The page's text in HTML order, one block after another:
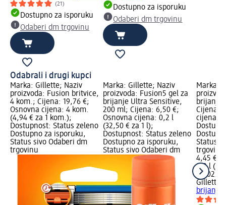
(21)
Dostupno za isporuku
Odaberi dm trgovinu
Dostupno za isporuku
Odaberi dm trgovinu
Odabrali i drugi kupci
Marka: Gillette; Naziv
proizvoda: Fusion britvice,
4 kom.; Cijena: 19,76 €;
Osnovna cijena: 4 kom.
(4,94 € za 1 kom.);
Dostupnost: Status zeleno
Dostupno za isporuku,
Status sivo Odaberi dm
trgovinu
Marka: Gillette; Naziv
proizvoda: Fusion5 gel za
brijanje Ultra Sensitive,
200 ml; Cijena: 6,50 €;
Osnovna cijena: 0,2 l
(32,50 € za 1 l);
Dostupnost: Status zeleno
Dostupno za isporuku,
Status sivo Odaberi dm
Marka:
brijanje
Cijena:
cijena:
Status
trgovinu
4,45 €
0,2 l
na
Gillette
brijanje